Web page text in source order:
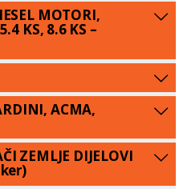
MOTORI,
KS, 8.6 KS –
ACMA,
ZEMLJE DIJELOVI